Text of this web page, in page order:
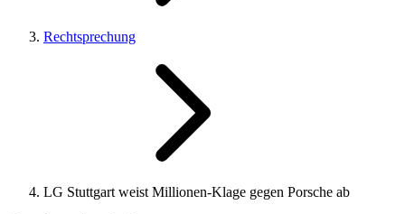
Rechtsprechung
LG Stuttgart weist Millionen-Klage gegen Porsche ab